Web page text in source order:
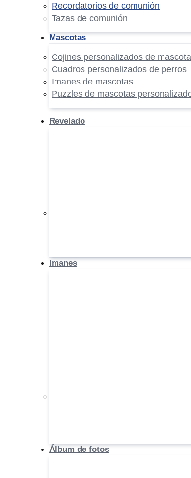
Recordatorios de comunión
Tazas de comunión
Mascotas
Cojines personalizados de
Cuadros personalizados de perros
Imanes de mascotas
Puzzles de mascotas
Revelado
Imanes
Álbum de fotos